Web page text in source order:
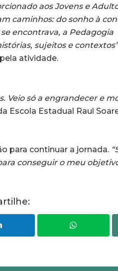
aos Jovens e
caminhos: do sonho à
encontrava, a Pedagogia
sujeitos e contextos”
atividade.
Veio só a engrandecer e
Escola Estadual Raul
para continuar a jornada.
conseguir o meu